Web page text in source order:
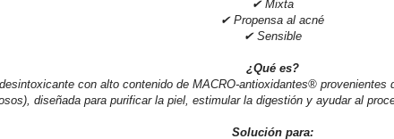
✔ Mixta
✔ Propensa al acné
✔ Sensible
¿Qué es?
con alto contenido de MACRO-antioxidantes® provenientes
diseñada para purificar la piel, estimular la digestión y ayudar al
Solución para: